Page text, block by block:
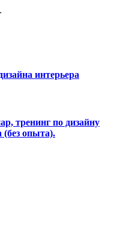
интерьера
тренинг по дизайну
опыта).